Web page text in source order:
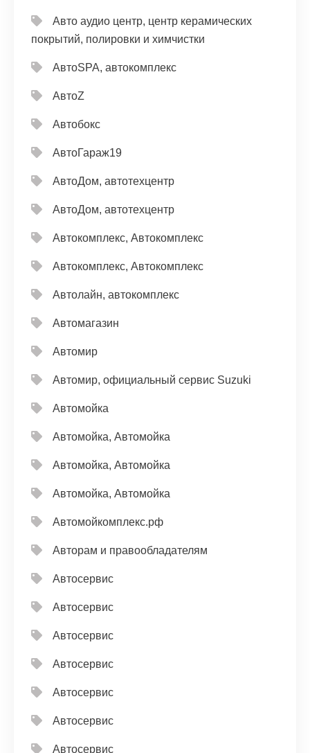
Авто аудио центр, центр керамических
покрытий, полировки и химчистки
АвтоSPA, автокомплекс
АвтоZ
Автобокс
АвтоГараж19
АвтоДом, автотехцентр
АвтоДом, автотехцентр
Автокомплекс, Автокомплекс
Автокомплекс, Автокомплекс
Автолайн, автокомплекс
Автомагазин
Автомир
Автомир, официальный сервис Suzuki
Автомойка
Автомойка, Автомойка
Автомойка, Автомойка
Автомойка, Автомойка
Автомойкомплекс.рф
Авторам и правообладателям
Автосервис
Автосервис
Автосервис
Автосервис
Автосервис
Автосервис
Автосервис